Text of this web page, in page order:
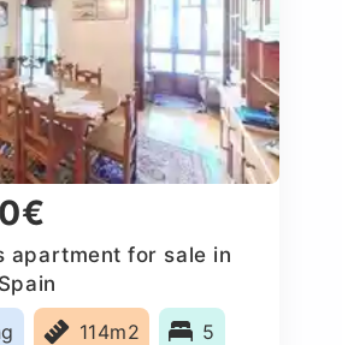
apartment for sale in
114m2 5